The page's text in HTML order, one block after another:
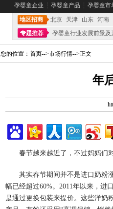
孕婴童企业 ┆ 孕婴童产品 ┆ 孕婴童市
地区招商 北京 天津 山东 河南
专题推荐
孕婴童行业发展前景及
您的位置： 首页-->市场行情-->正文
年
春节越来越近了，不过妈妈们
其实春节期间并不是进口奶粉
幅已经超过60%。2011年以来，进
是通过更换包装来提价。这些洋奶